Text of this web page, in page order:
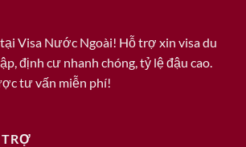
Visa Nước Ngoài! Hỗ trợ xin visa du
định cư nhanh chóng, tỷ lệ đậu cao.
tư vấn miễn phí!